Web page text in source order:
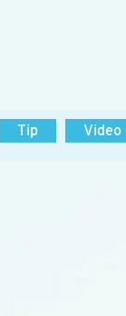
Tip Video